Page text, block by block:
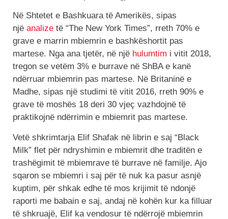
Në Shtetet e Bashkuara të Amerikës, sipas
një analize të “The New York Times”, rreth 70% e
grave e marrin mbiemrin e bashkëshortit pas
martese. Nga ana tjetër, në një hulumtim i vitit 2018,
tregon se vetëm 3% e burrave në ShBA e kanë
ndërruar mbiemrin pas martese. Në Britaninë e
Madhe, sipas një studimi të vitit 2016, rreth 90% e
grave të moshës 18 deri 30 vjeç vazhdojnë të
praktikojnë ndërrimin e mbiemrit pas martese.
Vetë shkrimtarja Elif Shafak në librin e saj “Black
Milk” flet për ndryshimin e mbiemrit dhe traditën e
trashëgimit të mbiemrave të burrave në familje. Ajo
sqaron se mbiemri i saj për të nuk ka pasur asnjë
kuptim, për shkak edhe të mos krijimit të ndonjë
raporti me babain e saj, andaj në kohën kur ka filluar
të shkruajë, Elif ka vendosur të ndërrojë mbiemrin